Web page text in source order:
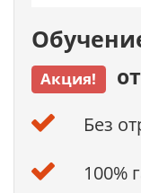
Акция! от
Без
100%